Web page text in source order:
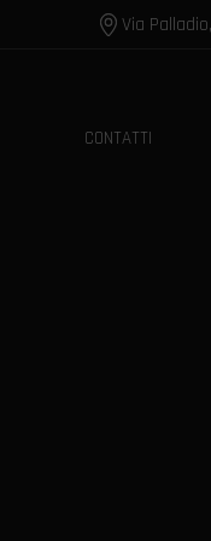
Via
CONTATTI